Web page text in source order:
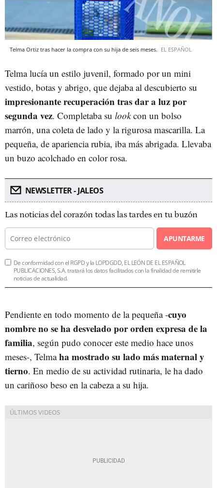
Telma Ortiz tras hacer la compra con su hija de seis meses. EL ESPAÑOL
Telma lucía un estilo juvenil, formado por un mini
vestido, botas y abrigo, que dejaba al descubierto su
impresionante recuperación tras dar a luz por
segunda vez. Completaba su lookcon un bolso
marrón, una coleta de lado y la rigurosa mascarilla. La
pequeña, de apariencia rubia, iba más abrigada. Llevaba
un buzo acolchado en color rosa.
NEWSLETTER - JALEOS
Las noticias del corazón todas las tardes en tu buzón
APUNTARME
De conformidad con el RGPD y la LOPDGDD, EL LEÓN DE EL ESPAÑOL
PUBLICACIONES, S.A. tratará los datos facilitados con la finalidad de remitirle
noticias de actualidad.
Pendiente en todo momento de la pequeña -cuyo
nombre no se ha desvelado por orden expresa de la
familia, según pudo conocer este medio hace unos
meses-, Telmaha mostrado su lado más maternal y
tierno. En medio de su actividad rutinaria, le ha dado
un cariñoso beso en la cabeza a su hija.